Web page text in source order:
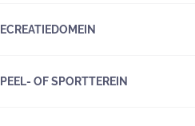
OF SPORTTEREIN